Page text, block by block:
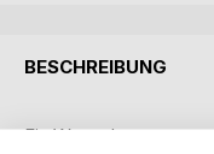
BESCHREIBUNG
Ein Wunsch.